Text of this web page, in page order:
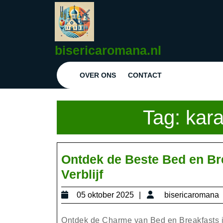
bisericaromana.nl
OVER ONS CONTACT
Tag:
Ontdek de Beste Bed en
VerblijfOntdek
de
Beste
Bed
05 oktober 2025
05
oktober
2025
bisericaromana
Ontdek de Charme van Bed en